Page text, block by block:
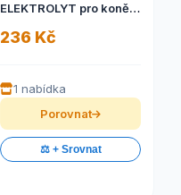
ELEKTROLYT pro koně
důležitých elektrolytů
236 Kč
1 nabídka
Porovnat
⚖️ + Srovnat